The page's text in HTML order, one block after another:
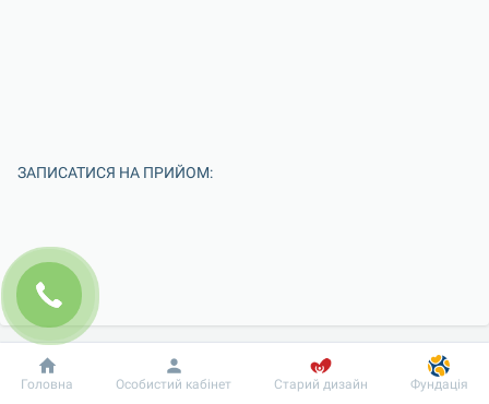
ЗАПИСАТИСЯ НА ПРИЙОМ:
Добробут Інформація Пацієнту
Головна Особистий кабінет Старий дизайн Фундація